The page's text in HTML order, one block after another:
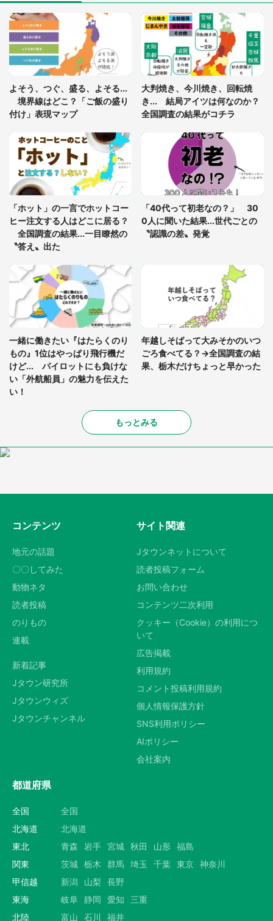
「閉所恐怖症の私は新幹線で大パニック。隣席の青
年に『手を繋いで』とお願いしたら...」 体験談に
8万人感動
グっちゃってた〝野生の野菜〟に6.5万人戦慄
「○○がない街に住んでいます」住人の呟きに30万
人驚がく 何が存在しないか、あなたはわかる？
「修学旅行に途中参加する娘を送って行ったら、真
っ暗な道で遭難状態。なんとか見つけた民家に助け
を求めると、住人の男性が...」
よそう、つぐ、盛る、よそる...
境界線はどこ？「ご飯の盛り
付け」表現マップ
大判焼き、今川焼き、回転焼
き... 結局アイツは何なのか？
全国調査の結果がコチラ
「ホット」の一言でホットコー
ヒー注文する人はどこに居る？
全国調査の結果...一目瞭然の
〝答え〟出た
「40代って初老なの？」 30
0人に聞いた結果...世代ごとの
〝認識の差〟発覚
一緒に働きたい『はたらくのり
もの』1位はやっぱり飛行機だ
けど... パイロットにも負けな
い「外航船員」の魅力を伝えた
い！
年越しそばって大みそかのいつ
ごろ食べてる？→全国調査の結
果、栃木だけちょっと早かった
もっとみる
コンテンツ
地元の話題
〇〇してみた
動物ネタ
読者投稿
のりもの
連載
新着記事
Jタウン研究所
Jタウンウィズ
Jタウンチャンネル
サイト関連
Jタウンネットについて
読者投稿フォーム
お問い合わせ
コンテンツ二次利用
クッキー（Cookie）の利用につ
いて
広告掲載
利用規約
コメント投稿利用規約
個人情報保護方針
SNS利用ポリシー
AIポリシー
会社案内
都道府県
全国
全国
北海道
北海道
東北
青森 岩手 宮城 秋田 山形 福島
関東
茨城 栃木 群馬 埼玉 千葉 東京 神奈川
甲信越
新潟 山梨
長野
東海
岐阜 静岡 愛知
三重
北陸
富山 石川 福井